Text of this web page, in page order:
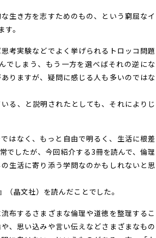
生き方を志すためのもの、という窮屈なイ
。
考実験などでよく挙げられるトロッコ問題
でしまう、もう一方を選べばそれの逆にな
りますが、疑問に感じる人も多いのではな
る、と説明されたとしても、それによりじ
はなく、もっと自由で明るく、生活に根差
でしたが、今回紹介する3冊を読んで、倫理
生活に寄り添う学問なのかもしれないと思
（晶文社）を読んだことでした。
布するさまざまな倫理や道徳を整理するこ
、思い込みや言い伝えなどさまざまなもの